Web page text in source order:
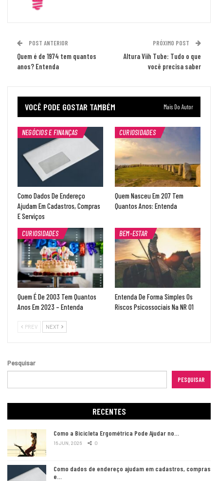
POST ANTERIOR
Quem é de 1974 tem quantos
anos? Entenda
PRÓXIMO POST
Altura Viih Tube: Tudo o que
você precisa saber
VOCÊ PODE GOSTAR TAMBÉM Mais Do Autor
NEGÓCIOS E FINANÇAS
Como Dados De Endereço
Ajudam Em Cadastros, Compras
E Serviços
CURIOSIDADES
Quem Nasceu Em 207 Tem
Quantos Anos: Entenda
CURIOSIDADES
Quem É De 2003 Tem Quantos
Anos Em 2023 – Entenda
BEM-ESTAR
Entenda De Forma Simples Os
Riscos Psicossociais Na NR 01
PREV NEXT
Pesquisar
PESQUISAR
RECENTES
Como a Bicicleta Ergométrica Pode Ajudar no…
16 JUN, 2026 0
Como dados de endereço ajudam em cadastros, compras
e…